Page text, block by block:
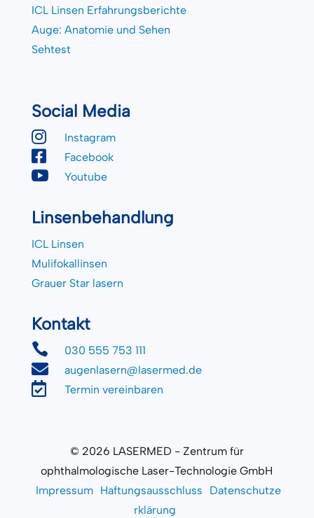
ICL Linsen Erfahrungsberichte
Auge: Anatomie und Sehen
Sehtest
Social Media
 Instagram
 Facebook
 Youtube
Linsenbehandlung
ICL Linsen
Mulifokallinsen
Grauer Star lasern
Kontakt
 030 555 753 111
 augenlasern@lasermed.de
 Termin vereinbaren
© 2026 LASERMED - Zentrum für
ophthalmologische Laser-Technologie GmbH
Impressum Haftungsausschluss
Datenschutze
rklärung